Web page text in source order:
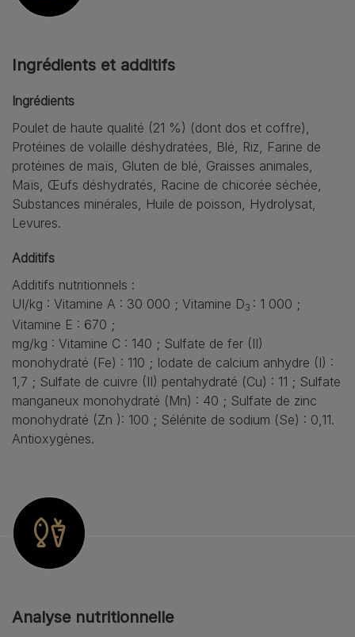
Ingrédients et additifs
Ingrédients
Poulet de haute qualité (21 %) (dont dos et coffre),
Protéines de volaille déshydratées, Blé, Riz, Farine de
protéines de maïs, Gluten de blé, Graisses animales,
Maïs, Œufs déshydratés, Racine de chicorée séchée,
Substances minérales, Huile de poisson, Hydrolysat,
Levures.
Additifs
Additifs nutritionnels :
UI/kg : Vitamine A : 30 000 ; Vitamine D3 : 1 000 ;
Vitamine E : 670 ;
mg/kg : Vitamine C : 140 ; Sulfate de fer (II)
monohydraté (Fe) : 110 ; Iodate de calcium anhydre (I) :
1,7 ; Sulfate de cuivre (II) pentahydraté (Cu) : 11 ; Sulfate
manganeux monohydraté (Mn) : 40 ; Sulfate de zinc
monohydraté (Zn ): 100 ; Sélénite de sodium (Se) : 0,11.
Antioxygènes.
Analyse nutritionnelle